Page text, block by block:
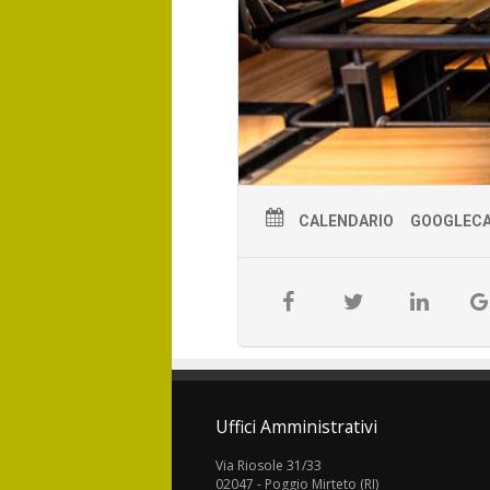
CALENDARIO
Uffici Amministrativi
Via Riosole 31/33
02047 - Poggio Mirteto (RI)